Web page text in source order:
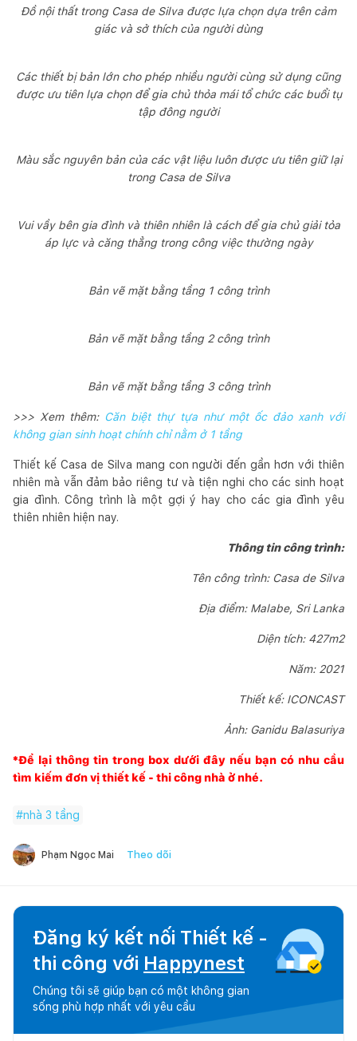
Đồ nội thất trong Casa de Silva được lựa chọn dựa trên cảm
giác và sở thích của người dùng
Các thiết bị bản lớn cho phép nhiều người cùng sử dụng cũng
được ưu tiên lựa chọn để gia chủ thỏa mái tổ chức các buổi tụ
tập đông người
Màu sắc nguyên bản của các vật liệu luôn được ưu tiên giữ lại
trong Casa de Silva
Vui vầy bên gia đình và thiên nhiên là cách để gia chủ giải tỏa
áp lực và căng thẳng trong công việc thường ngày
Bản vẽ mặt bằng tầng 1 công trình
Bản vẽ mặt bằng tầng 2 công trình
Bản vẽ mặt bằng tầng 3 công trình
>>> Xem thêm: Căn biệt thự tựa như một ốc đảo xanh với
không gian sinh hoạt chính chỉ nằm ở 1 tầng
Thiết kế Casa de Silva mang con người đến gần hơn với thiên
nhiên mà vẫn đảm bảo riêng tư và tiện nghi cho các sinh hoạt
gia đình. Công trình là một gợi ý hay cho các gia đình yêu
thiên nhiên hiện nay.
Thông tin công trình:
Tên công trình: Casa de Silva
Địa điểm: Malabe, Sri Lanka
Diện tích: 427m2
Năm: 2021
Thiết kế: ICONCAST
Ảnh: Ganidu Balasuriya
*Để lại thông tin trong box dưới đây nếu bạn có nhu cầu
tìm kiếm đơn vị thiết kế - thi công nhà ở nhé.
#nhà 3 tầng
Phạm Ngọc Mai Theo dõi
Đăng ký kết nối Thiết kế -
thi công với Happynest
Chúng tôi sẽ giúp bạn có một không gian
sống phù hợp nhất với yêu cầu